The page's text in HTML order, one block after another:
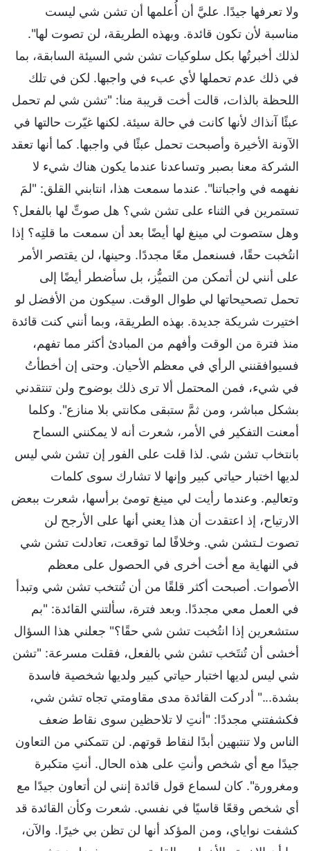
ولا تعرفها جيدًا. عليَّ أن أُعلمها أن تشن شي ليست
مناسبة لأن تكون قائدة. وبهذه الطريقة، لن تصوت لها".
لذلك أخبرتُها بكل سلوكيات تشن شي السيئة السابقة، بما
في ذلك عدم تحملها لأي عبء في واجبها. لكن في تلك
اللحظة بالذات، قالت أخت قريبة منا: "تشن شي لم تحمل
عبئًا آنذاك لأنها كانت في حالة سيئة. لكنها غيّرت حالتها في
الآونة الأخيرة وأصبحت تحمل عبئًا في واجبها. كما أنها تعقد
الشركة معنا بصبر وتساعدنا عندما يكون هناك شيء لا
نفهمه في واجباتنا". عندما سمعت هذا، انتابني القلق: "لمَ
تستمرين في الثناء على تشن شي؟ هل صوتِّ لها بالفعل؟
وهل ستصوت لي مينغ لها أيضًا بعد أن سمعت ما قلتِه؟ إذا
انتُخبت حقًا، فسنعمل معًا مجددًا. وحينها، لن يقتصر الأمر
على أنني لن أتمكن من التميُّز، بل سأضطر أيضًا إلى
تحمل تصحيحاتها لي طوال الوقت. سيكون من الأفضل لو
اختيرت شريكة جديدة. بهذه الطريقة، وبما أنني كنت قائدة
منذ فترة من الوقت وأفهم من المبادئ أكثر مما تفهم،
فسيوافقنني الرأي في معظم الأحيان. وحتى إن أخطأتُ
في شيء، فمن المحتمل ألا ترى ذلك بوضوح ولن تنتقدني
بشكل مباشر، ومن ثمَّ ستبقى مكانتي بلا منازع". وكلما
أمعنت التفكير في الأمر، شعرت أنه لا يمكنني السماح
بانتخاب تشن شي. لذا قلت على الفور إن تشن شي ليس
لديها اختبار حياتي كبير وإنها لا تشارك سوى كلمات
وتعاليم. وعندما رأيت لي مينغ تومئ برأسها، شعرت ببعض
الارتياح، إذ اعتقدت أن هذا يعني أنها على الأرجح لن
تصوت لـتشن شي. وخلافًا لما توقعت، تعادلت تشن شي
في النهاية مع أخت أخرى في الحصول على معظم
الأصوات. أصبحت أكثر قلقًا من أن تُنتخب تشن شي وتبدأ
في العمل معي مجددًا. وبعد فترة، سألتني القائدة: "بم
ستشعرين إذا انتُخبت تشن شي حقًا؟" جعلني هذا السؤال
أخشى أن تُنتَخب تشن شي بالفعل، فقلت مسرعة: "تشن
شي ليس لديها اختبار حياتي كبير ولديها شخصية فاسدة
بشدة..." أدركت القائدة مدى مقاومتي تجاه تشن شي،
فكشفتني مجددًا: "أنتِ لا تلاحظين سوى نقاط ضعف
الناس ولا تنتبهين أبدًا لنقاط قوتهم. لن تتمكني من التعاون
جيدًا مع أي شخص وأنتِ على هذه الحال. أنتِ متكبرة
ومغرورة". كان لسماع قول قائدة إنني لن أتعاون جيدًا مع
أي شخص وقعًا قاسيًا في نفسي. شعرت وكأن القائدة قد
كشفت نواياي، ومن المؤكد أنها لن تظن بي خيرًا. والآن،